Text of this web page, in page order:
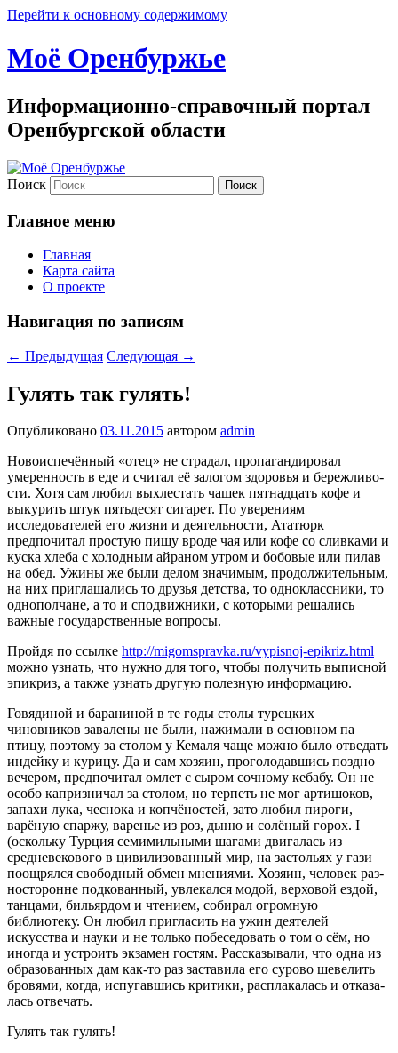
Перейти к основному содержимому
Моё Оренбуржье
Информационно-справочный портал
Оренбургской области
Поиск
Главное меню
Главная
Карта сайта
О проекте
Навигация по записям
← Предыдущая Следующая →
Гулять так гулять!
Опубликовано 03.11.2015 автором admin
Новоиспечённый «отец» не страдал, пропагандировал
умеренность в еде и считал её залогом здоровья и бережливо­
сти. Хотя сам любил выхлестать чашек пятнадцать кофе и
выку­рить штук пятьдесят сигарет. По уверениям
исследователей его жизни и деятельности, Ататюрк
предпочитал простую пищу вроде чая или кофе со сливками и
куска хлеба с холод­ным айраном утром и бобовые или пилав
на обед. Ужины же были делом значимым, продол­жительным,
на них приглаша­лись то друзья детства, то одноклассники, то
однополчане, а то и сподвижники, с которыми решались
важные государ­ственные вопросы.
Пройдя по ссылке http://migomspravka.ru/vypisnoj-epikriz.html
можно узнать, что нужно для того, чтобы получить выписной
эпикриз, а также узнать другую полезную информацию.
Говядиной и бараниной в те годы столы турецких
чиновников завалены не были, нажимали в основном па
птицу, поэтому за столом у Кемаля чаще можно было отведать
индейку и курицу. Да и сам хозяин, проголодавшись поздно
вечером, предпочитал омлет с сыром сочному кеба­бу. Он не
особо капризничал за столом, но терпеть не мог артишоков,
запахи лука, чесно­ка и копчёностей, зато любил пироги,
варёную спаржу, варе­нье из роз, дыню и солёный горох. I
(оскольку Турция семи­мильными шагами двигалась из
средневекового в цивилизо­ванный мир, на застольях у гази
поощрялся свободный обмен мнениями. Хозяин, человек раз­
носторонне подкованный, увле­кался модой, верховой ездой,
танцами, бильярдом и чтением, собирал огромную
библиотеку. Он любил пригласить на ужин деятелей
искусства и науки и не только побеседовать о том о сём, но
иногда и устроить экзамен гостям. Рассказывали, что одна из
образованных дам как-то раз заставила его сурово шевелить
бровями, когда, испугавшись критики, расплакалась и отказа­
лась отвечать.
Гулять так гулять!